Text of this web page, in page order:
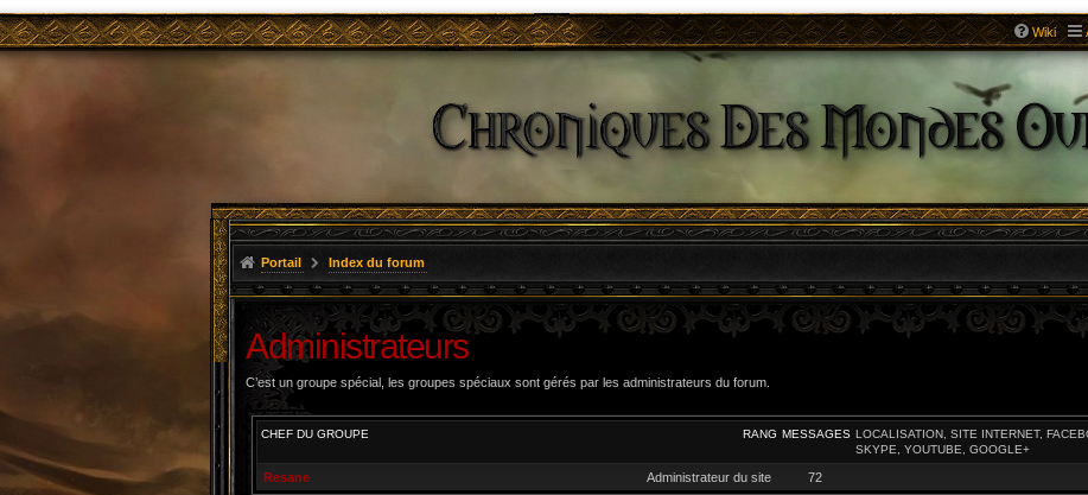
Wiki
Portail Index du forum
Administrateurs
C’est un groupe spécial, les groupes spéciaux sont gérés par les administrateurs du forum.
RANG
CHEF DU GROUPE MESSAGES LOCALISATION, SITE INTERNET,
SKYPE, YOUTUBE, GOOGLE+
Administrateur du site
Resane 72